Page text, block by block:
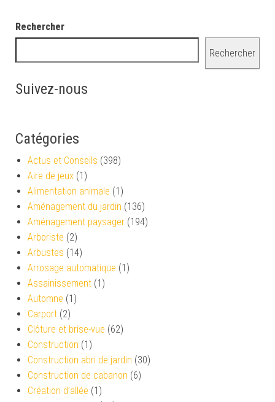
Rechercher
Rechercher
Suivez-nous
Catégories
Actus et Conseils (398)
Aire de jeux (1)
Alimentation animale (1)
Aménagement du jardin (136)
Aménagement paysager (194)
Arboriste (2)
Arbustes (14)
Arrosage automatique (1)
Assainissement (1)
Automne (1)
Carport (2)
Clôture et brise-vue (62)
Construction (1)
Construction abri de jardin (30)
Construction de cabanon (6)
Création d’allée (1)